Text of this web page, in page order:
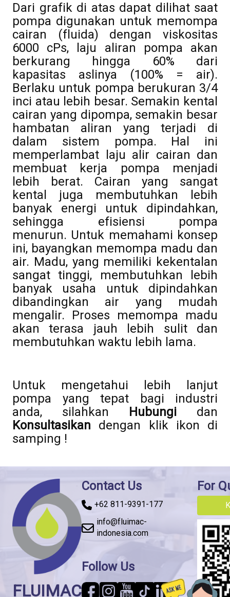
Dari grafik di atas dapat dilihat saat
pompa digunakan untuk memompa
cairan (fluida) dengan viskositas
6000 cPs, laju aliran pompa akan
berkurang hingga 60% dari
kapasitas aslinya (100% = air).
Berlaku untuk pompa berukuran 3/4
inci atau lebih besar. Semakin kental
cairan yang dipompa, semakin besar
hambatan aliran yang terjadi di
dalam sistem pompa. Hal ini
memperlambat laju alir cairan dan
membuat kerja pompa menjadi
lebih berat. Cairan yang sangat
kental juga membutuhkan lebih
banyak energi untuk dipindahkan,
sehingga efisiensi pompa
menurun. Untuk memahami konsep
ini, bayangkan memompa madu dan
air. Madu, yang memiliki kekentalan
sangat tinggi, membutuhkan lebih
banyak usaha untuk dipindahkan
dibandingkan air yang mudah
mengalir. Proses memompa madu
akan terasa jauh lebih sulit dan
membutuhkan waktu lebih lama.
Untuk mengetahui lebih lanjut
pompa yang tepat bagi industri
anda, silahkan
Hubungi dan
Konsultasikan dengan klik ikon di
samping !
FLUIMAC
Contact Us
+62 811-9391-177
info@fluimac-
indonesia.com
Follow Us
For